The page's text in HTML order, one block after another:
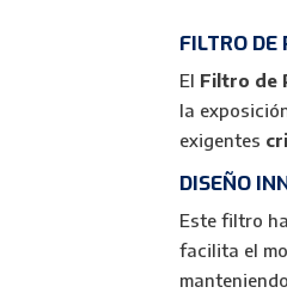
FILTRO
El Filtro de
la
exigentes
DISEÑO
Este filtro
facilita el